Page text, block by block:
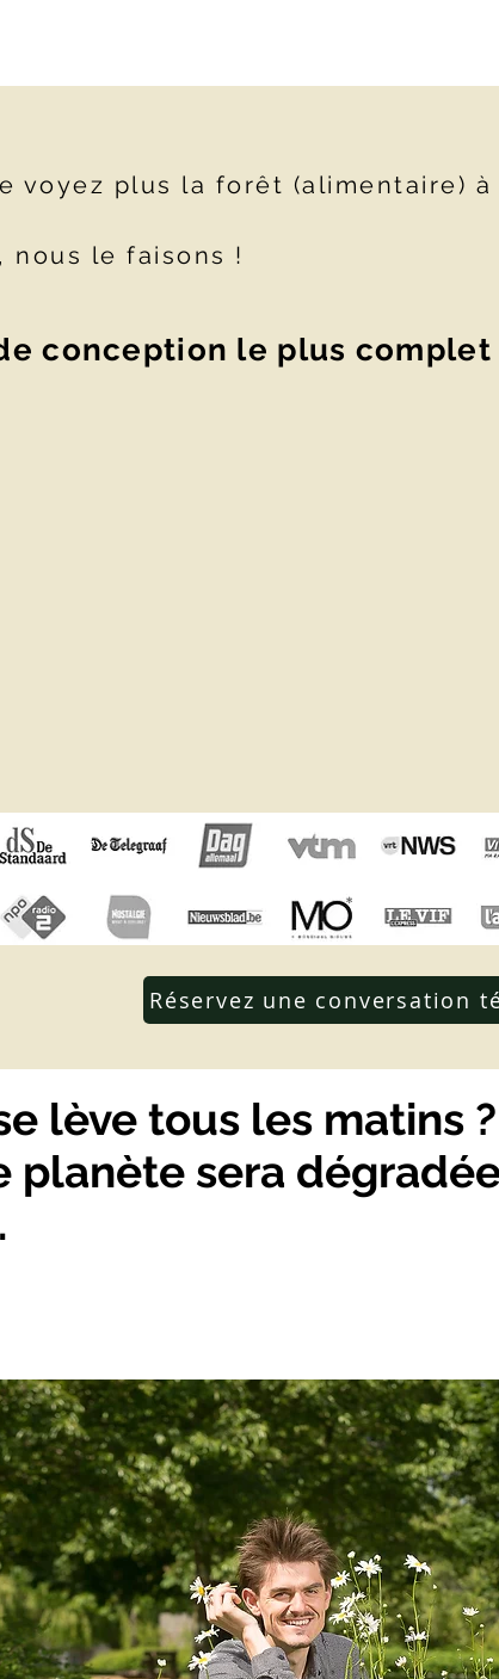
voyez plus la forêt (alimentaire) à
nous le faisons !
conception le plus complet
Réservez une conversation
lève tous les matins ?
planète sera